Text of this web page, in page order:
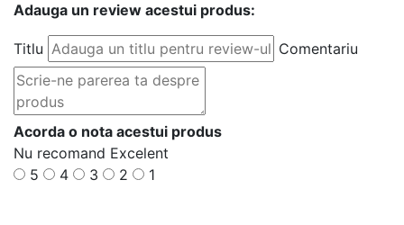
Adauga un review acestui produs:
Titlu Comentariu
Acorda o nota acestui produs
Nu recomand Excelent
5
4 3 2 1